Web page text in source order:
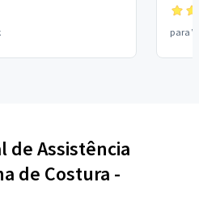
para
de Assistência
de Costura -